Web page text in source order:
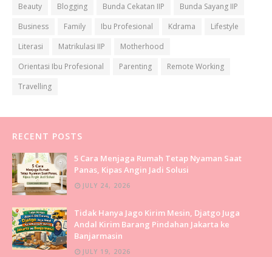
Beauty Blogging Bunda Cekatan IIP
Bunda Sayang IIP
Business
Family Ibu Profesional Kdrama
Lifestyle
Literasi
Matrikulasi IIP
Motherhood
Orientasi Ibu Profesional
Parenting
Remote Working
Travelling
RECENT POSTS
5 Cara Menjaga Rumah Tetap Nyaman Saat
Panas, Kipas Angin Jadi Solusi
JULY 24, 2026
Tidak Hanya Jago Kirim Mesin, Djatgo Juga
Andal Kirim Barang Pindahan Jakarta ke
Banjarmasin
JULY 19, 2026